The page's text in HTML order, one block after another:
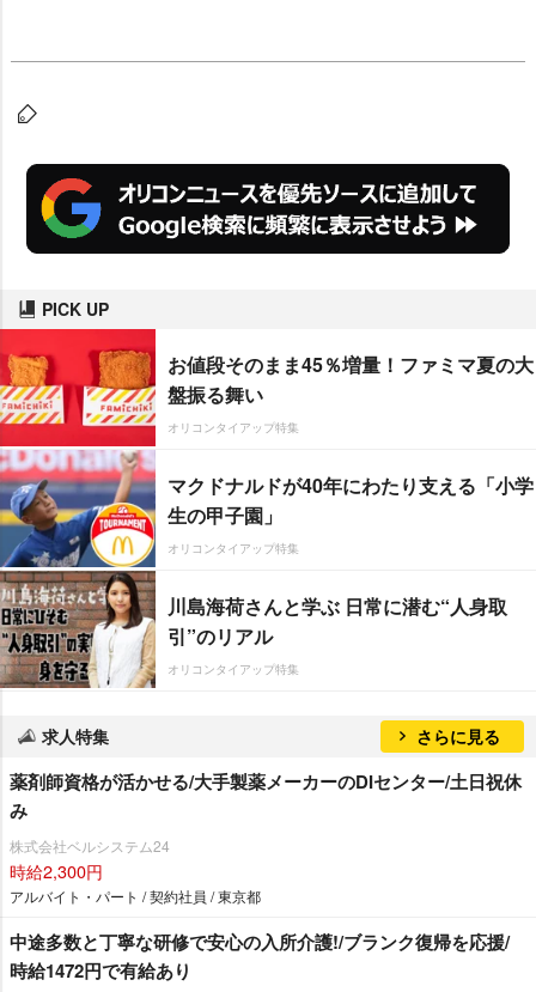
PICK UP
お値段そのまま45％増量！ファミマ夏の大
盤振る舞い
オリコンタイアップ特集
マクドナルドが40年にわたり支える「小学
生の甲子園」
オリコンタイアップ特集
川島海荷さんと学ぶ 日常に潜む“人身取
引”のリアル
オリコンタイアップ特集
求人特集 さらに見る
薬剤師資格が活かせる/大手製薬メーカーのDIセンター/土日祝休
み
株式会社ベルシステム24
時給2,300円
アルバイト・パート / 契約社員 / 東京都
中途多数と丁寧な研修で安心の入所介護!/ブランク復帰を応援/
時給1472円で有給あり